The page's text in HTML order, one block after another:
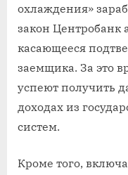
охлаждения»
закон Центробанк
касающееся
заемщика. За это
успеют получить
доходах из
систем.
Кроме того,